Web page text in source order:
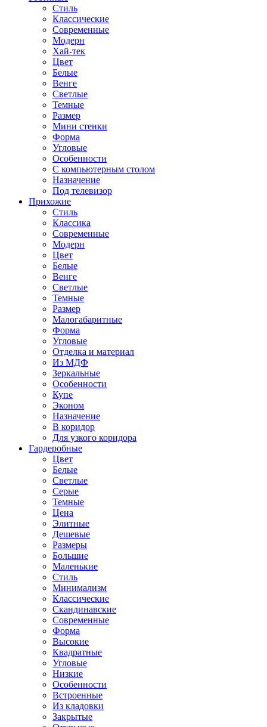
Стиль
Классические
Современные
Модерн
Хай-тек
Цвет
Белые
Венге
Светлые
Темные
Размер
Мини стенки
Форма
Угловые
Особенности
С компьютерным столом
Назначение
Под телевизор
Прихожие
Стиль
Классика
Современные
Модерн
Цвет
Белые
Венге
Светлые
Темные
Размер
Малогабаритные
Форма
Угловые
Отделка и материал
Из МДФ
Зеркальные
Особенности
Купе
Эконом
Назначение
В коридор
Для узкого коридора
Гардеробные
Цвет
Белые
Светлые
Серые
Темные
Цена
Элитные
Дешевые
Размеры
Большие
Маленькие
Стиль
Минимализм
Классические
Скандинавские
Современные
Форма
Высокие
Квадратные
Угловые
Низкие
Особенности
Встроенные
Из кладовки
Закрытые